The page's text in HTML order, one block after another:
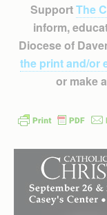
SupportThe
inform,
Diocese of
the print and/or
or make a